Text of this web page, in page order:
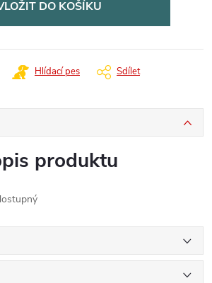
DO KOŠÍKU
Hlídací pes Sdílet
produktu